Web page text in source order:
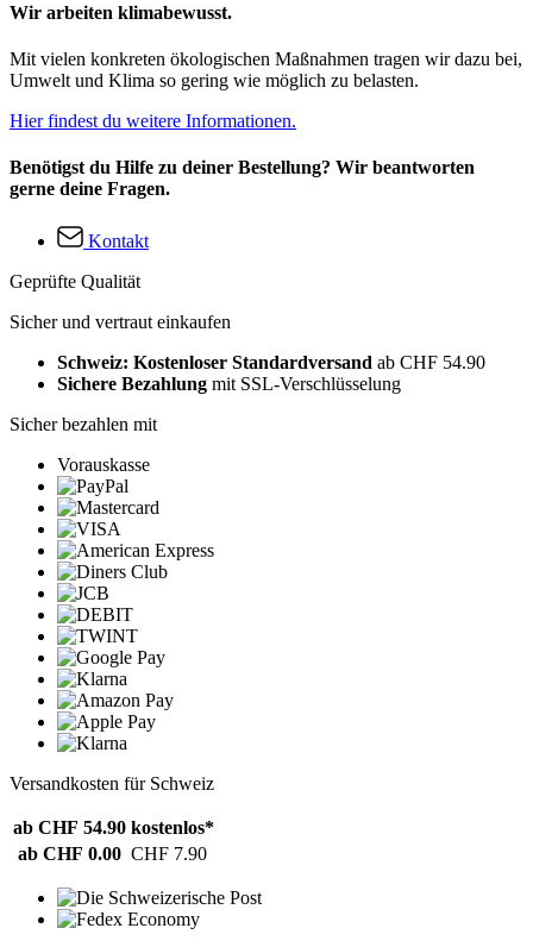
Wir arbeiten klimabewusst.
Mit vielen konkreten ökologischen Maßnahmen tragen wir dazu bei,
Umwelt und Klima so gering wie möglich zu belasten.
Hier findest du weitere Informationen.
Benötigst du Hilfe zu deiner Bestellung? Wir beantworten
gerne deine Fragen.
Kontakt
Geprüfte Qualität
Sicher und vertraut einkaufen
Schweiz: Kostenloser Standardversand ab CHF 54.90
Sichere Bezahlung mit SSL-Verschlüsselung
Sicher bezahlen mit
Vorauskasse
Versandkosten für Schweiz
ab CHF 54.90 kostenlos*
ab CHF 0.00 CHF 7.90